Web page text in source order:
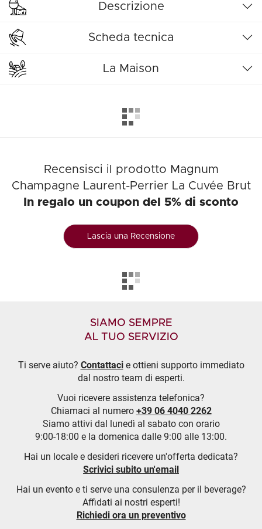
Descrizione
Scheda tecnica
La Maison
Recensisci il prodotto Magnum
Champagne Laurent-Perrier La Cuvée Brut
In regalo un coupon del 5% di sconto
Lascia una Recensione
SIAMO SEMPRE
AL TUO SERVIZIO
Ti serve aiuto? Contattacie ottieni supporto immediato
dal nostro team di esperti.
Vuoi ricevere assistenza telefonica?
Chiamaci al numero +39 06 4040 2262
Siamo attivi dal lunedì al sabato con orario
9:00-18:00 e la domenica dalle 9:00 alle 13:00.
Hai un locale e desideri ricevere un'offerta dedicata?
Scrivici subito un'email
Hai un evento e ti serve una consulenza per il beverage?
Affidati ai nostri esperti!
Richiedi ora un preventivo